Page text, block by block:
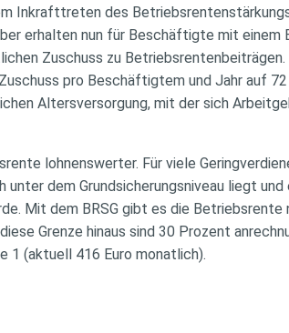
Inkrafttreten des
erhalten nun für Beschäftigte mit einem
Zuschuss zu
pro Beschäftigtem und Jahr auf
Altersversorgung, mit der sich
lohnenswerter. Für viele
dem Grundsicherungsniveau liegt
Mit dem BRSG gibt es die Betriebsrente
Grenze hinaus sind 30 Prozent
(aktuell 416 Euro monatlich).